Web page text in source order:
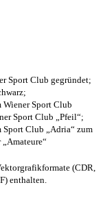
Sport Club gegründet;
Wiener Sport Club
Sport Club „Pfeil“;
Sport Club „Adria“ zum
(CDR,
enthalten.